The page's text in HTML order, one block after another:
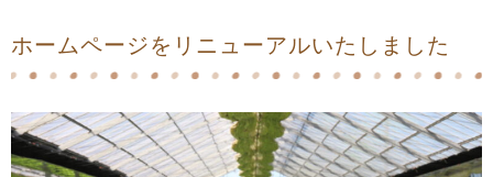
ホームページをリニューアルいたしました